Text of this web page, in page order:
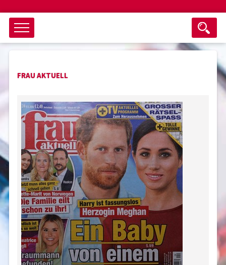
Objektsuche
als ganzes Wort suchen
keine eingestellten Titel
nur Titel im Angebot Suche zurücksetzen
Suchen
FRAU AKTUELL